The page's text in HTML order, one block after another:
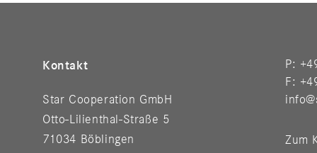
Kontakt
Star Cooperation GmbH
Otto-Lilienthal-Straße 5
71034 Böblingen
P:
F:
Zum